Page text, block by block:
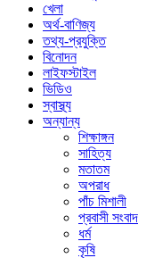
খেলা
অর্থ-বাণিজ্য
তথ্য-প্রযুক্তি
বিনোদন
লাইফস্টাইল
ভিডিও
স্বাস্থ্য
অন্যান্য
শিক্ষাঙ্গন
সাহিত্য
মতাতম
অপরাধ
পাঁচ মিশালী
প্রবাসী সংবাদ
ধর্ম
কৃষি